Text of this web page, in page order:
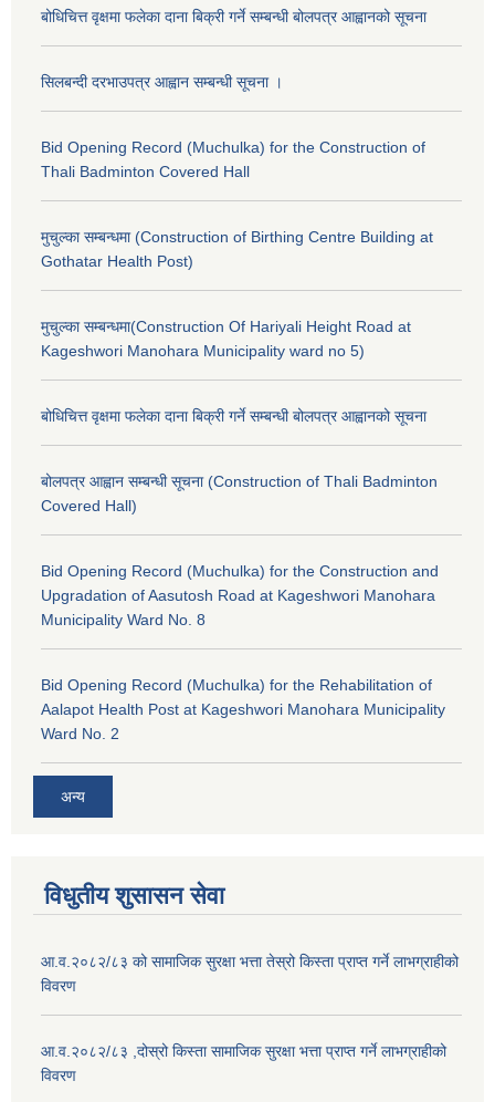
बोधिचित्त वृक्षमा फलेका दाना बिक्री गर्ने सम्बन्धी बोलपत्र आह्वानको सूचना
सिलबन्दी दरभाउपत्र आह्वान सम्बन्धी सूचना ।
Bid Opening Record (Muchulka) for the Construction of
Thali Badminton Covered Hall
मुचुल्का सम्बन्धमा (Construction of Birthing Centre Building at
Gothatar Health Post)
मुचुल्का सम्बन्धमा(Construction Of Hariyali Height Road at
Kageshwori Manohara Municipality ward no 5)
बोधिचित्त वृक्षमा फलेका दाना बिक्री गर्ने सम्बन्धी बोलपत्र आह्वानको सूचना
बोलपत्र आह्वान सम्बन्धी सूचना (Construction of Thali Badminton
Covered Hall)
Bid Opening Record (Muchulka) for the Construction and
Upgradation of Aasutosh Road at Kageshwori Manohara
Municipality Ward No. 8
Bid Opening Record (Muchulka) for the Rehabilitation of
Aalapot Health Post at Kageshwori Manohara Municipality
Ward No. 2
अन्य
विधुतीय शुसासन सेवा
आ.व.२०८२/८३ को सामाजिक सुरक्षा भत्ता तेस्रो किस्ता प्राप्त गर्ने लाभग्राहीको
विवरण
आ.व.२०८२/८३ ,दोस्रो किस्ता सामाजिक सुरक्षा भत्ता प्राप्त गर्ने लाभग्राहीको
विवरण